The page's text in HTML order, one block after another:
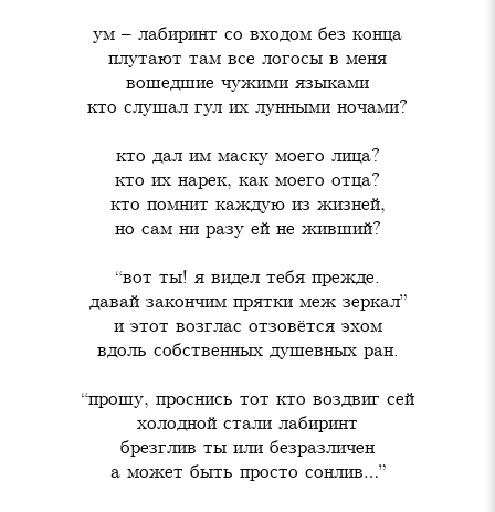
ум – лабиринт со входом без конца
плутают там все логосы в меня
вошедшие чужими языками
кто слушал гул их лунными ночами?
кто дал им маску моего лица?
кто их нарек, как моего отца?
кто помнит каждую из жизней,
но сам ни разу ей не живший?
“вот ты! я видел тебя прежде.
давай закончим прятки меж зеркал”
и этот возглас отзовётся эхом
вдоль собственных душевных ран.
“прошу, проснись тот кто воздвиг сей
холодной стали лабиринт
брезглив ты или безразличен
а может быть просто сонлив…”